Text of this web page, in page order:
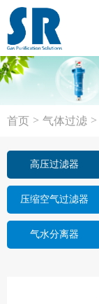
首页 > 气体过滤 >
高压过滤器
压缩空气过滤器
气水分离器